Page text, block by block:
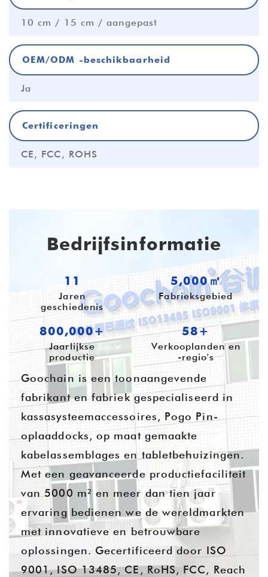
10 cm / 15 cm / aangepast
OEM/ODM -beschikbaarheid
Ja
Certificeringen
CE, FCC, ROHS
Bedrijfsinformatie
11
Jaren
geschiedenis
5,000㎡
Fabrieksgebied
800,000+
Jaarlijkse
productie
58+
Verkooplanden en
-regio's
Goochain is een toonaangevende
fabrikant en fabriek gespecialiseerd in
kassasysteemaccessoires, Pogo Pin-
oplaaddocks, op maat gemaakte
kabelassemblages en tabletbehuizingen.
Met een geavanceerde productiefaciliteit
van 5000 m² en meer dan tien jaar
ervaring bedienen we de wereldmarkten
met innovatieve en betrouwbare
oplossingen. Gecertificeerd door ISO
9001, ISO 13485, CE, RoHS, FCC, Reach